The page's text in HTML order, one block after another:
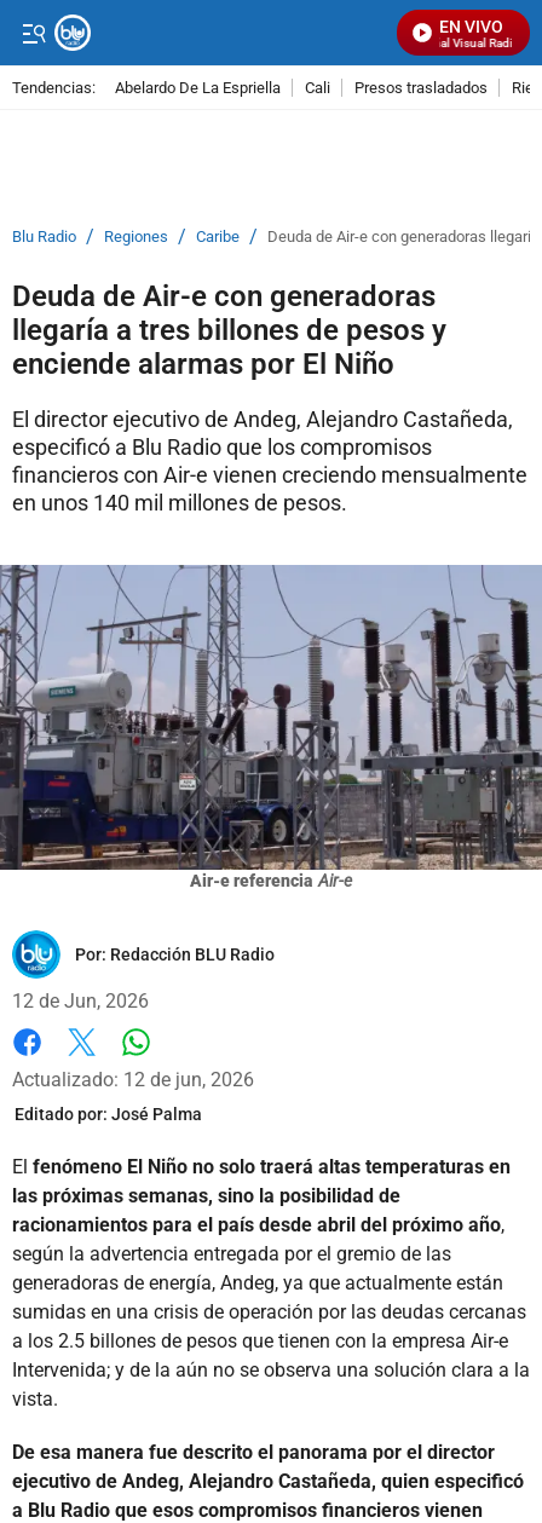
EN VIVO
Señal Visual Radio
Tendencias: Abelardo De La Espriella Cali Presos trasladados
Blu Radio / Regiones / Caribe / Deuda de Air-e con generadoras
Deuda de Air-e con generadoras
llegaría a tres billones de pesos y
enciende alarmas por El Niño
El director ejecutivo de Andeg, Alejandro Castañeda,
especificó a Blu Radio que los compromisos
financieros con Air-e vienen creciendo mensualmente
en unos 140 mil millones de pesos.
Air-e referencia Air-e
Por: Redacción BLU Radio
12 de Jun, 2026
Facebook
X
Actualizado: 12 de jun, 2026
Editado por: José Palma
El fenómeno El Niño no solo traerá altas temperaturas en
las próximas semanas, sino la posibilidad de
racionamientos para el país desde abril del próximo año,
según la advertencia entregada por el gremio de las
generadoras de energía, Andeg, ya que actualmente están
sumidas en una crisis de operación por las deudas cercanas
a los 2.5 billones de pesos que tienen con la empresa Air-e
Intervenida; y de la aún no se observa una solución clara a la
vista.
De esa manera fue descrito el panorama por el director
ejecutivo de Andeg, Alejandro Castañeda, quien especificó
a Blu Radio que esos compromisos financieros vienen